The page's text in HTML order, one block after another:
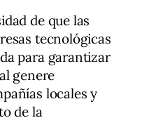
de que las
tecnológicas
para garantizar
genere
locales y
de la